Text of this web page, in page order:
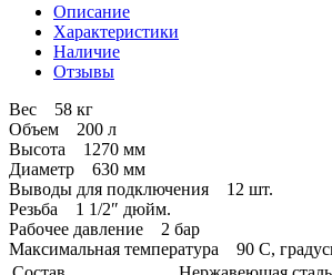
Описание
Характеристики
Наличие
Отзывы
Вес 58 кг
Объем 200 л
Высота 1270 мм
Диаметр 630 мм
Выводы для подключения 12 шт.
Резьба 1 1/2″ дюйм.
Рабочее давление 2 бар
Максимальная температура 90 C,